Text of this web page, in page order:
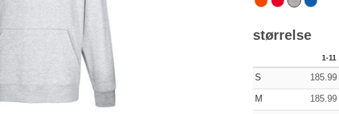
størrelse
1-11
S 185.99
M 185.99